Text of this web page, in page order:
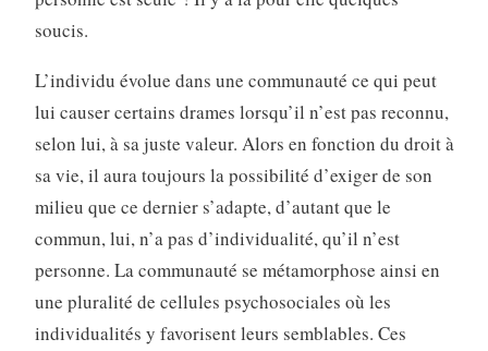
soucis.
L’individu évolue dans une communauté ce qui peut
lui causer certains drames lorsqu’il n’est pas reconnu,
selon lui, à sa juste valeur. Alors en fonction du droit à
sa vie, il aura toujours la possibilité d’exiger de son
milieu que ce dernier s’adapte, d’autant que le
commun, lui, n’a pas d’indi­vidualité, qu’il n’est
personne. La communauté se métamor­phose ainsi en
une pluralité de cellules psychosociales où les
individualités y favorisent leurs semblables. Ces